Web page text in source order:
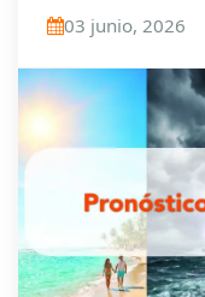
03 junio, 2026